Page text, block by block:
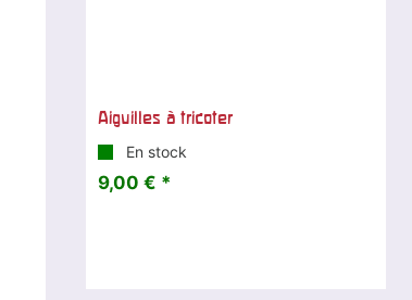
Aiguilles à tricoter
En stock
9,00 € *